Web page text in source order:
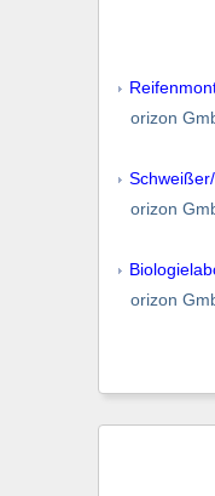
orizon
orizon
orizon